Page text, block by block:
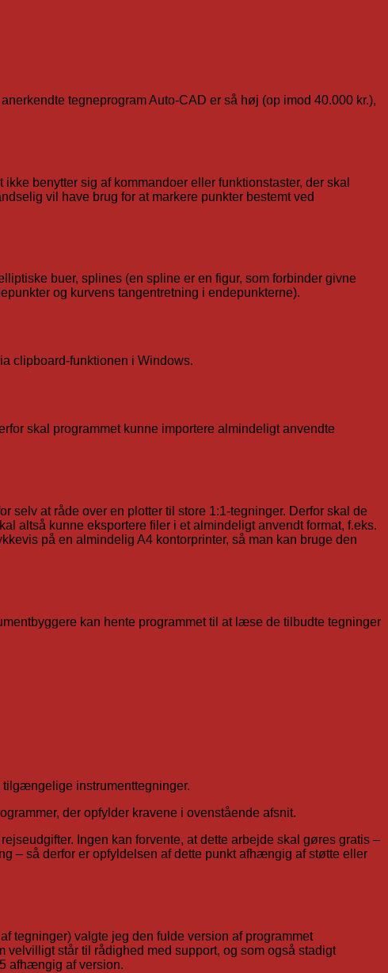
tegneprogram Auto-CAD er så høj (op imod 40.000 kr.),
benytter sig af kommandoer eller funktionstaster, der skal
vil have brug for at markere punkter bestemt ved
buer, splines (en spline er en figur, som forbinder givne
og kurvens tangentretning i endepunkterne).
clipboard-funktionen i Windows.
skal programmet kunne importere almindeligt anvendte
selv at råde over en plotter til store 1:1-tegninger. Derfor skal de
altså kunne eksportere filer i et almindeligt anvendt format, f.eks.
på en almindelig A4 kontorprinter, så man kan bruge den
kan hente programmet til at læse de tilbudte tegninger
tilgængelige instrumenttegninger.
der opfylder kravene i ovenstående afsnit.
Ingen kan forvente, at dette arbejde skal gøres gratis –
– så derfor er opfyldelsen af dette punkt afhængig af støtte eller
tegninger) valgte jeg den fulde version af programmet
står til rådighed med support, og som også stadigt
afhængig af version.